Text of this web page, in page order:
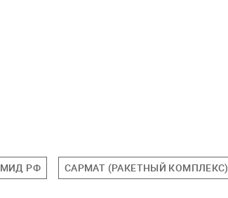
МИД РФ САРМАТ (РАКЕТНЫЙ КОМПЛЕКС)